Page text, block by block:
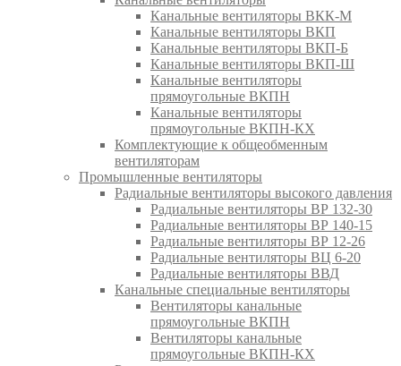
Канальные вентиляторы ВКК-М
Канальные вентиляторы ВКП
Канальные вентиляторы ВКП-Б
Канальные вентиляторы ВКП-Ш
Канальные вентиляторы
прямоугольные ВКПН
Канальные вентиляторы
прямоугольные ВКПН-КХ
Комплектующие к общеобменным
вентиляторам
Промышленные вентиляторы
Радиальные вентиляторы высокого давления
Радиальные вентиляторы ВР 132-30
Радиальные вентиляторы ВР 140-15
Радиальные вентиляторы ВР 12-26
Радиальные вентиляторы ВЦ 6-20
Радиальные вентиляторы ВВД
Канальные специальные вентиляторы
Вентиляторы канальные
прямоугольные ВКПН
Вентиляторы канальные
прямоугольные ВКПН-КХ